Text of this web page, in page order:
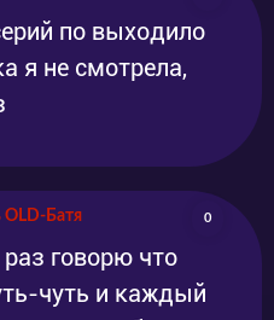
по выходило
я не смотрела,
OLD-Батя 0
говорю что
чуть и каждый